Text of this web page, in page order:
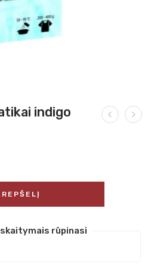
indigo
rūpinasi